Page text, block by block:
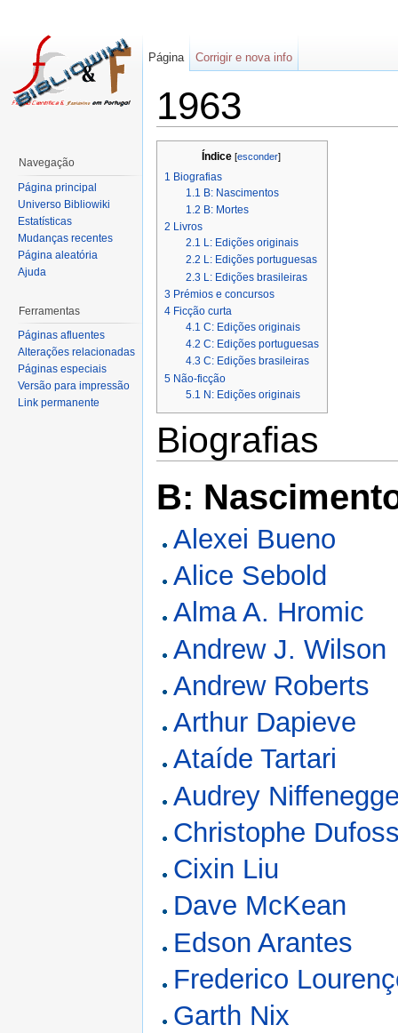
1963
Índice[esconder]
1 Biografias
1.1 B: Nascimentos
1.2 B: Mortes
2 Livros
2.1 L: Edições originais
2.2 L: Edições portuguesas
2.3 L: Edições brasileiras
3 Prémios e concursos
4 Ficção curta
4.1 C: Edições originais
4.2 C: Edições portuguesas
4.3 C: Edições brasileiras
5 Não-ficção
5.1 N: Edições originais
Biografias
B:
Alexei Bueno
Alice Sebold
Alma A. Hromic
Andrew J. Wilson
Andrew Roberts
Arthur Dapieve
Ataíde Tartari
Audrey
Christophe
Cixin Liu
Dave McKean
Edson Arantes
Frederico
Garth Nix
Página Corrigir e nova info
Navegação
Página principal
Universo Bibliowiki
Estatísticas
Mudanças recentes
Página aleatória
Ajuda
Ferramentas
Páginas afluentes
Alterações relacionadas
Páginas especiais
Versão para impressão
Link permanente